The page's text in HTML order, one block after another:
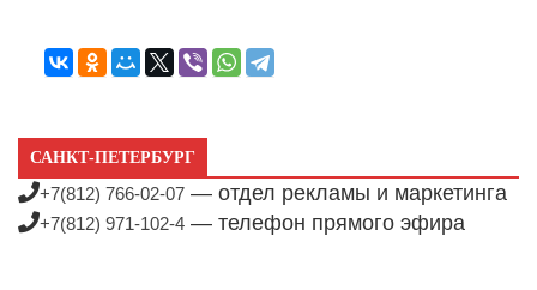
САНКТ-ПЕТЕРБУРГ
+7(812) 766-02-07 — отдел рекламы и маркетинга
+7(812) 971-102-4 — телефон прямого эфира